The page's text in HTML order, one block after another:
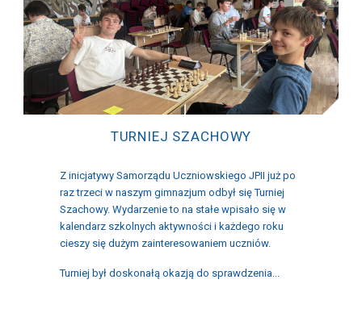
TURNIEJ SZACHOWY
Z inicjatywy Samorządu Uczniowskiego JPII już po
raz trzeci w naszym gimnazjum odbył się Turniej
Szachowy. Wydarzenie to na stałe wpisało się w
kalendarz szkolnych aktywności i każdego roku
cieszy się dużym zainteresowaniem uczniów.
Turniej był doskonałą okazją do sprawdzenia...